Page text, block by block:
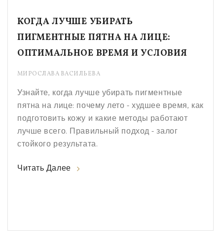
КОГДА ЛУЧШЕ УБИРАТЬ
ПИГМЕНТНЫЕ ПЯТНА НА ЛИЦЕ:
ОПТИМАЛЬНОЕ ВРЕМЯ И УСЛОВИЯ
МИРОСЛАВА ВАСИЛЬЕВА
Узнайте, когда лучше убирать пигментные
пятна на лице: почему лето - худшее время, как
подготовить кожу и какие методы работают
лучше всего. Правильный подход - залог
стойкого результата.
Читать Далее